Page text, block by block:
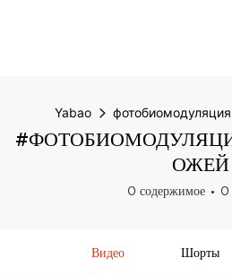
Yabao
ОЖЕЙ
0 содержимое 0
Видео Шорты